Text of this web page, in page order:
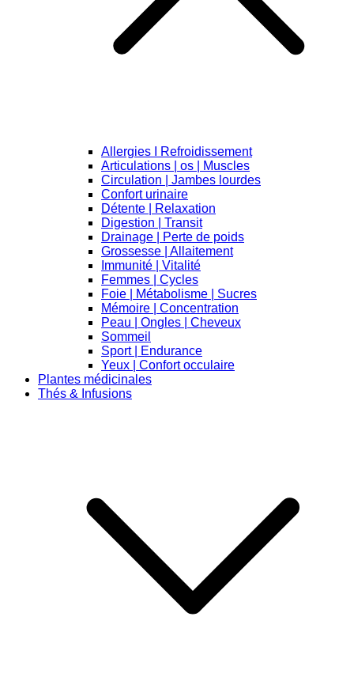
Allergies I Refroidissement
Articulations | os | Muscles
Circulation | Jambes lourdes
Confort urinaire
Détente | Relaxation
Digestion | Transit
Drainage | Perte de poids
Grossesse | Allaitement
Immunité | Vitalité
Femmes | Cycles
Foie | Métabolisme | Sucres
Mémoire | Concentration
Peau | Ongles | Cheveux
Sommeil
Sport | Endurance
Yeux | Confort occulaire
Plantes médicinales
Thés & Infusions